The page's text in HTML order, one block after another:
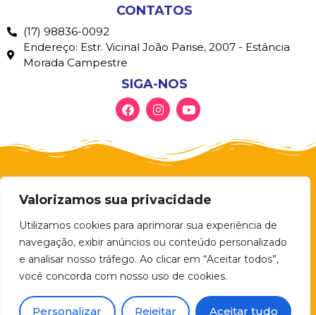
Valorizamos sua privacidade
Utilizamos cookies para aprimorar sua experiência de
navegação, exibir anúncios ou conteúdo personalizado
e analisar nosso tráfego. Ao clicar em “Aceitar todos”,
você concorda com nosso uso de cookies.
Personalizar Rejeitar Aceitar tudo
CONTATOS
(17) 98836-0092
Endereço: Estr. Vicinal João Parise, 2007 - Estância
Morada Campestre
SIGA-NOS
os direitos reservados.